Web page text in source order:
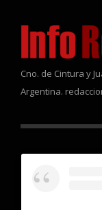
Cno. de Cintura y
Argentina.